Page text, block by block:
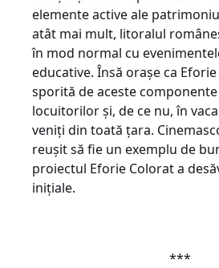
elemente active ale
atât mai mult, litoralul
în mod normal cu
educative. Însă orașe ca
sporită de aceste
locuitorilor și, de ce nu, în
veniți din toată țara.
reușit să fie un exemplu de
proiectul Eforie Colorat a
inițiale.
***